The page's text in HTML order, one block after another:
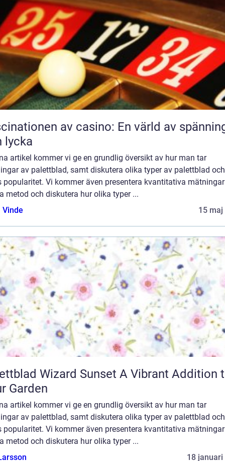
av casino: En värld av
lycka
artikel kommer vi ge en grundlig översikt av hur man tar
av palettblad, samt diskutera olika typer av palettblad och
popularitet. Vi kommer även presentera kvantitativa
metod och diskutera hur olika typer ...
Vinde
15 maj
Wizard Sunset A Vibrant Addition to
Garden
artikel kommer vi ge en grundlig översikt av hur man tar
av palettblad, samt diskutera olika typer av palettblad och
popularitet. Vi kommer även presentera kvantitativa
metod och diskutera hur olika typer ...
18 januari